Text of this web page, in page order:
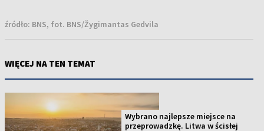
źródło: BNS, fot. BNS/Žygimantas Gedvila
WIĘCEJ NA TEN TEMAT
Wybrano najlepsze miejsce na
przeprowadzkę. Litwa w ścisłej